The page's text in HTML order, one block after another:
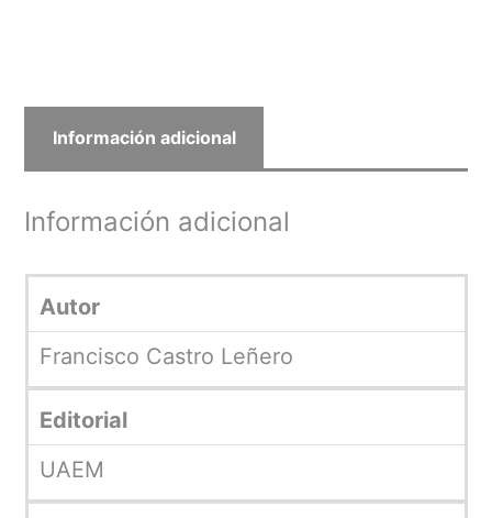
Información adicional
Información adicional
Autor
Francisco Castro Leñero
Editorial
UAEM